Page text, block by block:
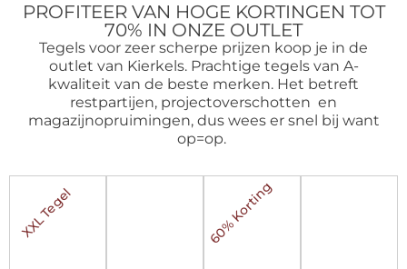
PROFITEER VAN HOGE KORTINGEN TOT
70% IN ONZE OUTLET
Tegels voor zeer scherpe prijzen koop je in de
outlet van Kierkels. Prachtige tegels van A-
kwaliteit van de beste merken. Het betreft
restpartijen, projectoverschotten en
magazijnopruimingen, dus wees er snel bij want
op=op.
XXL Tegel 60% Korting